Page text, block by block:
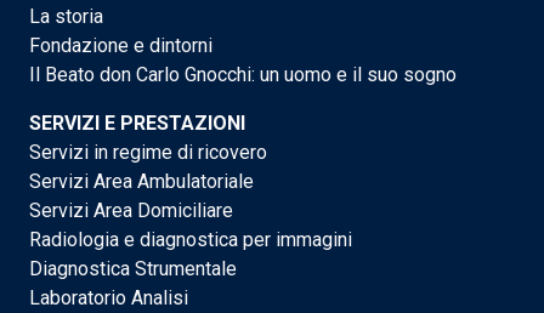
La storia
Fondazione e dintorni
Il Beato don Carlo Gnocchi: un uomo e il suo sogno
SERVIZI E PRESTAZIONI
Servizi in regime di ricovero
Servizi Area Ambulatoriale
Servizi Area Domiciliare
Radiologia e diagnostica per immagini
Diagnostica Strumentale
Laboratorio Analisi